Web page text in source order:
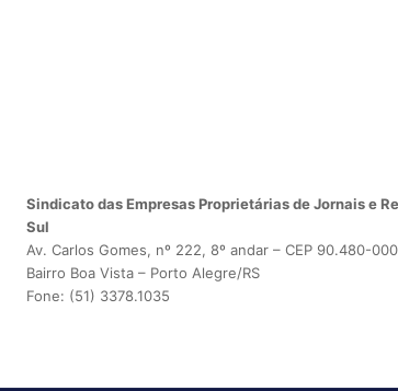
Sindicato das Empresas Proprietárias de Jornais e
Sul
Av. Carlos Gomes, nº 222, 8º andar – CEP 90.480-000
Bairro Boa Vista – Porto Alegre/RS
Fone: (51) 3378.1035